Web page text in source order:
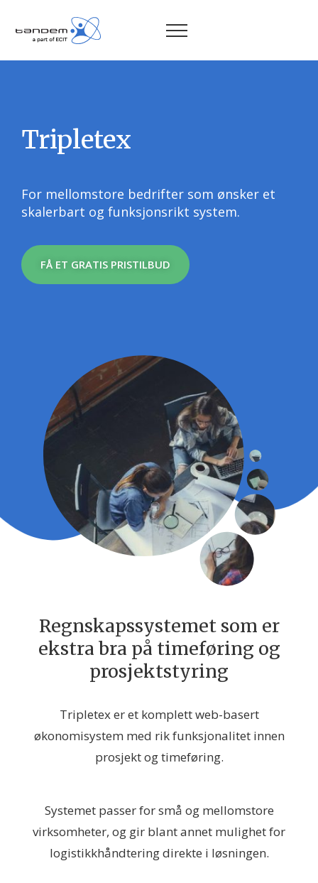
Tripletex
For mellomstore bedrifter som ønsker et
skalerbart og funksjonsrikt system.
FÅ ET GRATIS PRISTILBUD
Regnskapssystemet som er
ekstra bra på timeføring og
prosjektstyring
Tripletex er et komplett web-basert
økonomisystem med rik funksjonalitet innen
prosjekt og timeføring.
Systemet passer for små og mellomstore
virksomheter, og gir blant annet mulighet for
logistikkhåndtering direkte i løsningen.